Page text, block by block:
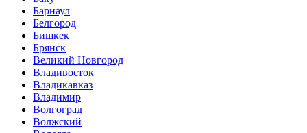
Барнаул
Белгород
Бишкек
Брянск
Великий Новгород
Владивосток
Владикавказ
Владимир
Волгоград
Волжский